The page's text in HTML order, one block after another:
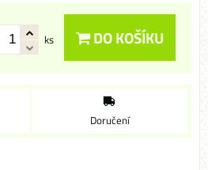
ks DO KOŠÍKU
Doručení